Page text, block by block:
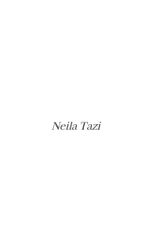
Neila Tazi